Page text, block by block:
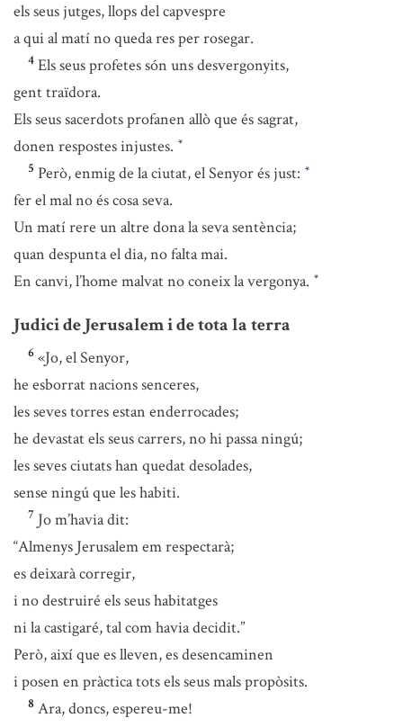
els seus jutges, llops del capvespre
a qui al matí no queda res per rosegar.
4 Els seus profetes són uns desvergonyits,
gent traïdora.
Els seus sacerdots profanen allò que és sagrat,
donen respostes injustes. *
5 Però, enmig de la ciutat, el Senyor és just: *
fer el mal no és cosa seva.
Un matí rere un altre dona la seva sentència;
quan despunta el dia, no falta mai.
En canvi, l’home malvat no coneix la vergonya. *
Judici de Jerusalem i de tota la terra
6 «Jo, el Senyor,
he esborrat nacions senceres,
les seves torres estan enderrocades;
he devastat els seus carrers, no hi passa ningú;
les seves ciutats han quedat desolades,
sense ningú que les habiti.
7 Jo m’havia dit:
“Almenys Jerusalem em respectarà;
es deixarà corregir,
i no destruiré els seus habitatges
ni la castigaré, tal com havia decidit.”
Però, així que es lleven, es desencaminen
i posen en pràctica tots els seus mals propòsits.
8 Ara, doncs, espereu-me!